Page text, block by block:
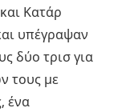
Κατάρ
υπέγραψαν
δύο τρισ για
τους με
ένα